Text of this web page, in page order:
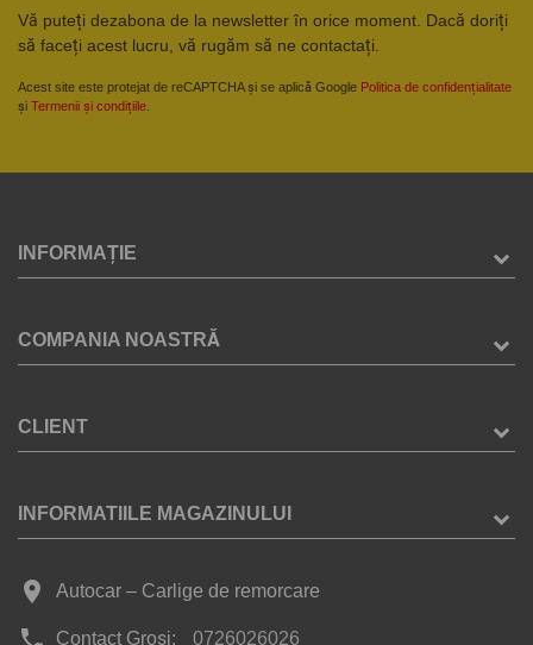
Vă puteți dezabona de la newsletter în orice moment. Dacă doriți
să faceți acest lucru, vă rugăm să ne contactați.
Acest site este protejat de reCAPTCHA și se aplică Google Politica de confidențialitate
și Termenii și condițiile
INFORMAȚIE
COMPANIA NOASTRĂ
CLIENT
INFORMATIILE MAGAZINULUI
place Autocar – Carlige de remorcare
phone Contact Groși: 0726026026